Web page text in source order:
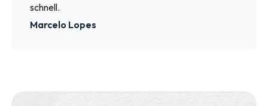
schnell.
Marcelo Lopes